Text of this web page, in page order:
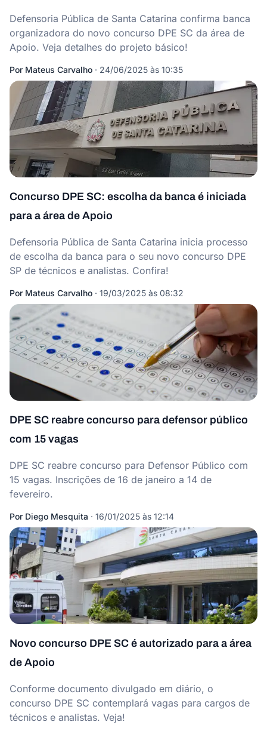
Defensoria Pública de Santa Catarina confirma banca
organizadora do novo concurso DPE SC da área de
Apoio. Veja detalhes do projeto básico!
Por Mateus Carvalho · 24/06/2025 às 10:35
Concurso DPE SC: escolha da banca é iniciada
para a área de Apoio
Defensoria Pública de Santa Catarina inicia processo
de escolha da banca para o seu novo concurso DPE
SP de técnicos e analistas. Confira!
Por Mateus Carvalho · 19/03/2025 às 08:32
DPE SC reabre concurso para defensor público
com 15 vagas
DPE SC reabre concurso para Defensor Público com
15 vagas. Inscrições de 16 de janeiro a 14 de
fevereiro.
Por Diego Mesquita · 16/01/2025 às 12:14
Novo concurso DPE SC é autorizado para a área
de Apoio
Conforme documento divulgado em diário, o
concurso DPE SC contemplará vagas para cargos de
técnicos e analistas. Veja!